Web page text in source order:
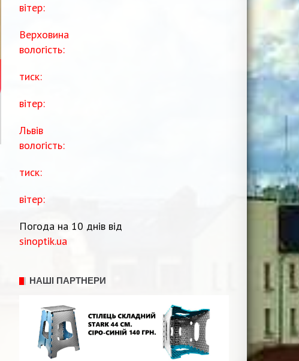
вітер:
Верховина
вологість:
тиск:
вітер:
Львів
вологість:
тиск:
вітер:
Погода на 10 днів від
sinoptik.ua
НАШІ ПАРТНЕРИ